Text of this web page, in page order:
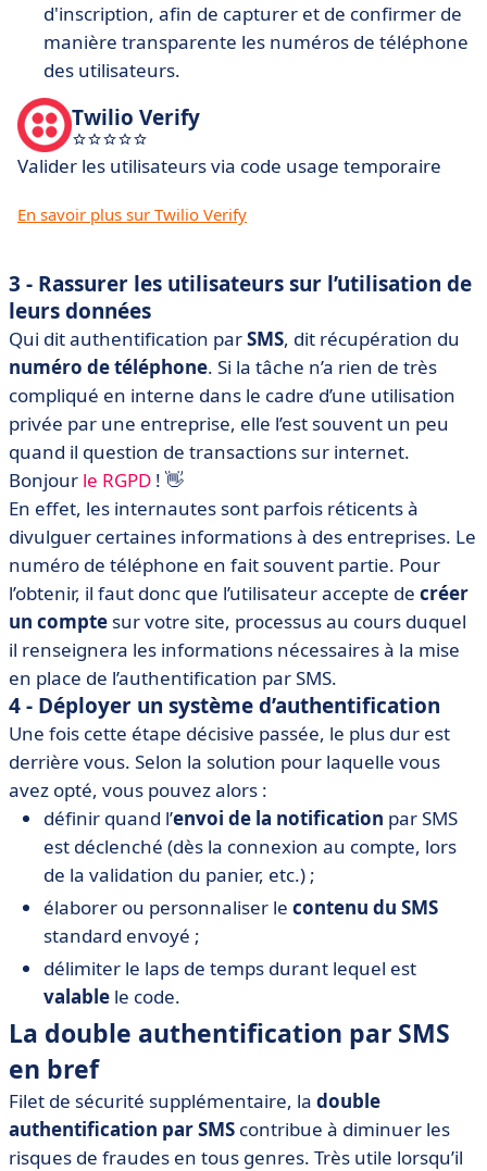
d'inscription, afin de capturer et de confirmer de
manière transparente les numéros de téléphone
des utilisateurs.
Twilio Verify
Valider les utilisateurs via code usage temporaire
En savoir plus sur Twilio Verify
3 - Rassurer les utilisateurs sur l’utilisation de
leurs données
Qui dit authentification parSMS, dit récupération du
numéro de téléphone. Si la tâche n’a rien de très
compliqué en interne dans le cadre d’une utilisation
privée par une entreprise, elle l’est souvent un peu
quand il question de transactions sur internet.
Bonjour le RGPD ! 👋
En effet, les internautes sont parfois réticents à
divulguer certaines informations à des entreprises. Le
numéro de téléphone en fait souvent partie. Pour
l’obtenir, il faut donc que l’utilisateur accepte de créer
un compte sur votre site, processus au cours duquel
il renseignera les informations nécessaires à la mise
en place de l’authentification par SMS.
4 - Déployer un système d’authentification
Une fois cette étape décisive passée, le plus dur est
derrière vous. Selon la solution pour laquelle vous
avez opté, vous pouvez alors :
définir quand l’envoi de la notification par SMS
est déclenché (dès la connexion au compte, lors
de la validation du panier, etc.) ;
élaborer ou personnaliser le contenu du SMS
standard envoyé ;
délimiter le laps de temps durant lequel est
valable le code.
La double authentification par SMS
en bref
Filet de sécurité supplémentaire, la double
authentification par SMS contribue à diminuer les
risques de fraudes en tous genres. Très utile lorsqu’il